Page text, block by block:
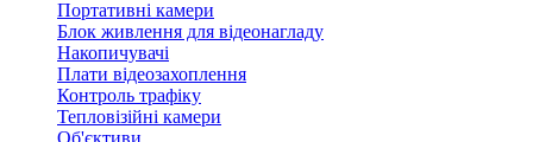
Портативні камери
Блок живлення для відеонагладу
Накопичувачі
Плати відеозахоплення
Контроль трафіку
Тепловізійні камери
Об'єктиви